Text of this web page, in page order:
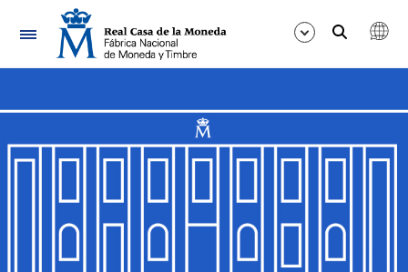
Nabigazioa
Erakutsi/Ezkutatu
Erakutsi/Ezkutatu
Erakutsi/Ezkutatu